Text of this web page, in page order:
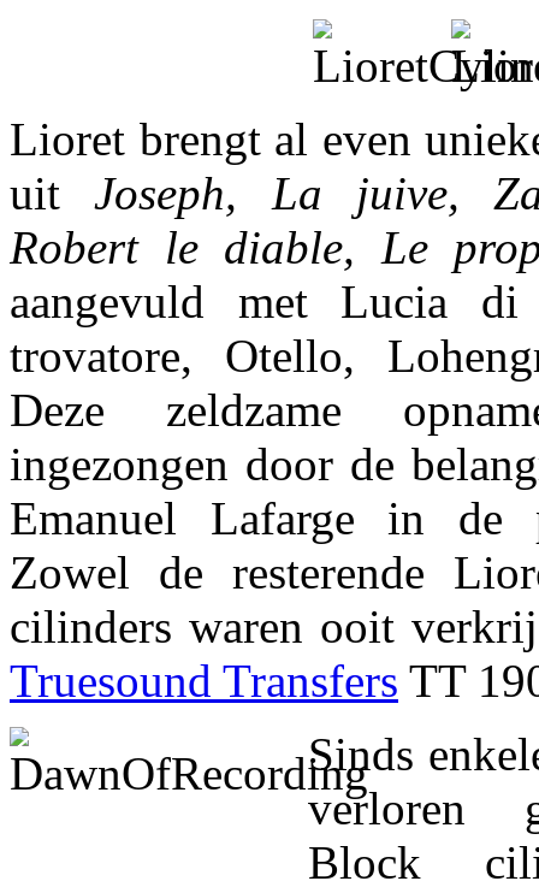
Lioret brengt al even
uit Joseph, La juive,
Robert le diable, Le
aangevuld met Lucia di
trovatore, Otello,
Deze zeldzame
ingezongen door de
Emanuel Lafarge in de
Zowel de resterende
cilinders waren ooit
Truesound Transfers TT
Sinds
verloren
Block